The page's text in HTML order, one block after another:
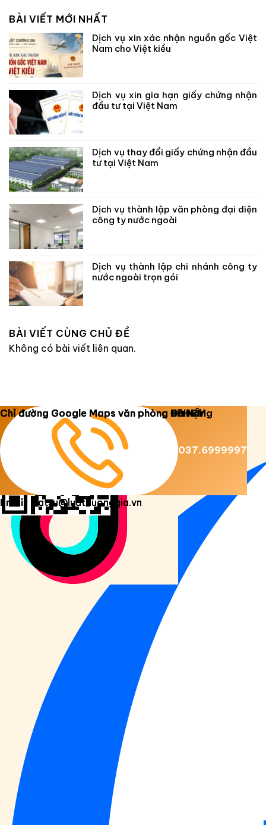
BÀI VIẾT MỚI NHẤT
Dịch vụ xin xác nhận nguồn gốc Việt
Nam cho Việt kiều
Dịch vụ xin gia hạn giấy chứng nhận
đầu tư tại Việt Nam
Dịch vụ thay đổi giấy chứng nhận đầu
tư tại Việt Nam
Dịch vụ thành lập văn phòng đại diện
công ty nước ngoài
Dịch vụ thành lập chi nhánh công ty
nước ngoài trọn gói
BÀI VIẾT CÙNG CHỦ ĐỀ
Không có bài viết liên quan.
Copyright 2026 © Luật Dương Gia